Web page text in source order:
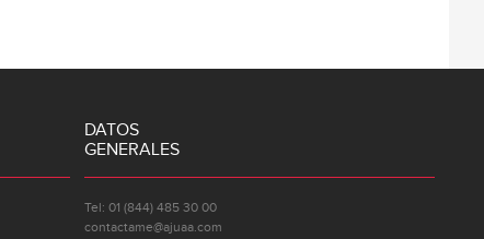
DATOS
GENERALES
Tel: 01 (844) 485 30 00
contactame@ajuaa.com